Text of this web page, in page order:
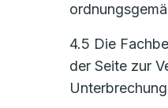
4.5 Die
der Seite zur